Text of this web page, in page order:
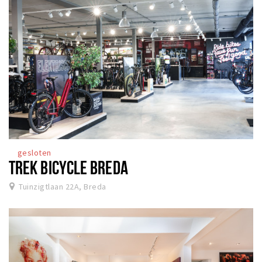
gesloten
TREK BICYCLE BREDA
Tuinzigtlaan 22A, Breda